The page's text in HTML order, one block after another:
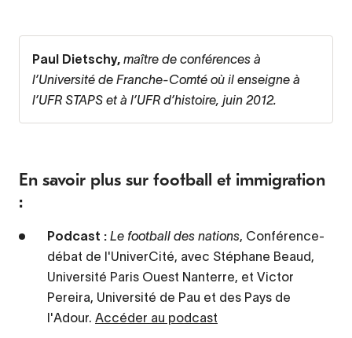
Paul Dietschy, maître de conférences à
l’Université de Franche-Comté où il enseigne à
l’UFR STAPS et à l’UFR d’histoire, juin 2012.
En savoir plus sur football et immigration
:
Podcast : Le football des nations, Conférence-
débat de l'UniverCité, avec Stéphane Beaud,
Université Paris Ouest Nanterre, et Victor
Pereira, Université de Pau et des Pays de
l'Adour. Accéder au podcast